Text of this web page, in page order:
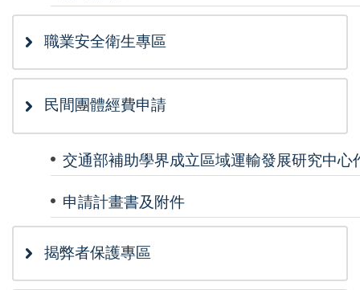
職業安全衛生專區
民間團體經費申請
交通部補助學界成立區域運輸發展研究中心
申請計畫書及附件
揭弊者保護專區